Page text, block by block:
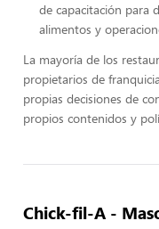
de capacitación para
alimentos y
La mayoría de los
propietarios de
propias decisiones de
propios contenidos y
Chick-fil-A -